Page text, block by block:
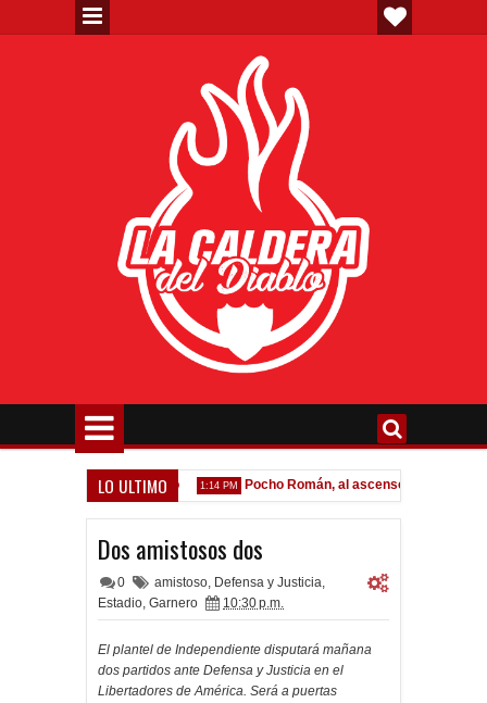
LO ULTIMO
formal por Lomónaco 1:14 PM Pocho Román, al ascenso holandés
Dos amistosos dos
0 amistoso, Defensa y Justicia,
Estadio, Garnero 10:30 p.m.
El plantel de Independiente disputará mañana
dos partidos ante Defensa y Justicia en el
Libertadores de América. Será a puertas